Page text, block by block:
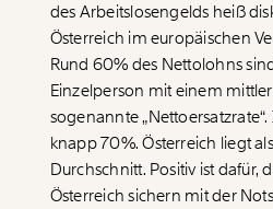
Befristungs-
Pflegerechner
Parlagram
Team
Jahresberichte
Pressebereich
Jobs & Fellowships
des Arbeitslosengelds heiß
Österreich im europäischen
Rund 60% des Nettolohns
Einzelperson mit einem
sogenannte
knapp 70%. Österreich liegt
Durchschnitt. Positiv ist dafür,
Österreich sichern mit der